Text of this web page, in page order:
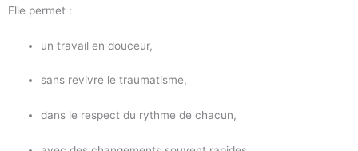
Elle permet :
un travail en douceur,
sans revivre le traumatisme,
dans le respect du rythme de chacun,